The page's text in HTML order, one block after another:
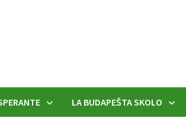
LA BUDAPEŜTA SKOLO